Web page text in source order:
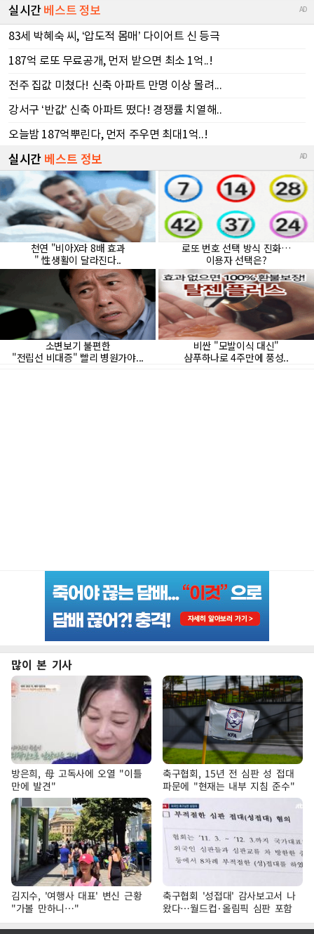
많이 본 기사
방은희, 母 고독사에 오열 "이틀
만에 발견"
축구협회, 15년 전 심판 성 접대
파문에 "현재는 내부 지침 준수"
김지수, '여행사 대표' 변신 근황
"가볼 만하니…"
축구협회 '성접대' 감사보고서 나
왔다…월드컵·올림픽 심판 포함